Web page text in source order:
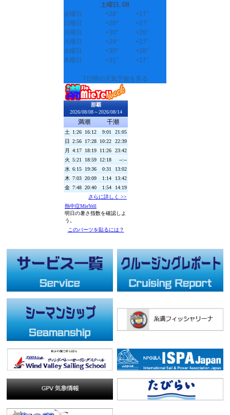
土曜日, 08
金曜日
+28° +27°
日曜日
+28° +27°
月曜日
+30° +28°
火曜日
+29° +27°
水曜日
+30° +28°
木曜日
+31° +27°
7日間の天気予報を見る